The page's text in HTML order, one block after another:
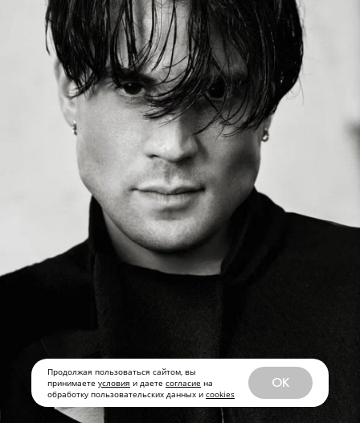
Продолжая пользоваться сайтом, вы
принимаете условия и даете согласие на
обработку пользовательских данных и cookies
OK